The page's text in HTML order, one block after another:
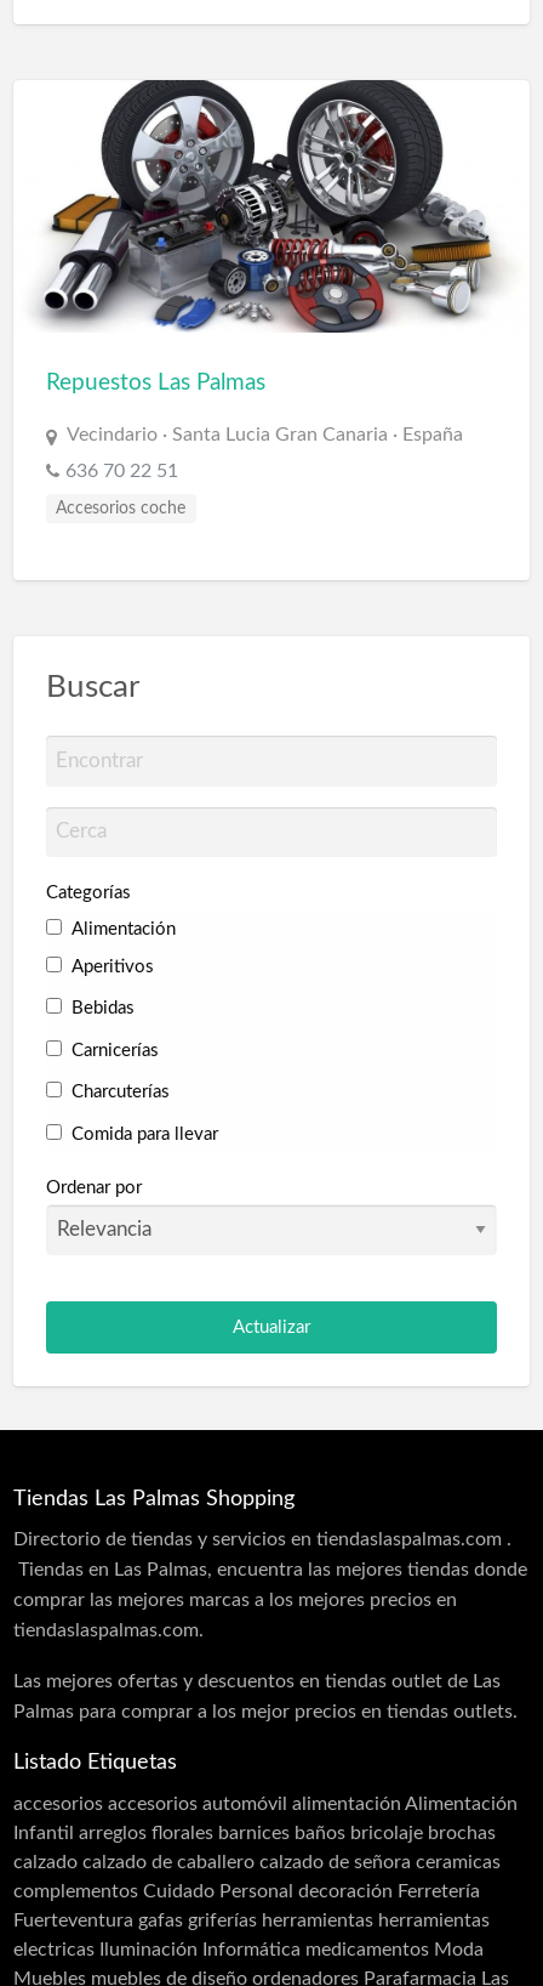
Repuestos Las Palmas
Vecindario · Santa Lucia Gran Canaria · España
636 70 22 51
Accesorios coche
Buscar
Categorías
Alimentación
Aperitivos
Bebidas
Carnicerías
Charcuterías
Comida para llevar
Fruterías
Golosinas
Pescaderías
Tienda de animales
Tiendas Gourmet
Aseo e higiene
Centro Óptico
Centros de belleza
Manicura y Uñas
Clínicas de estética
Cosmética
Cuidado Personal
Dietas
Farmacia
Higiene
Masajes
Ordenar por
Tiendas Las Palmas Shopping
Directorio de tiendas y servicios en tiendaslaspalmas.com .
Tiendas en Las Palmas, encuentra las mejores tiendas donde
comprar las mejores marcas a los mejores precios en
tiendaslaspalmas.com.
Las mejores ofertas y descuentos en tiendas outlet de Las
Palmas para comprar a los mejor precios en tiendas outlets.
Listado Etiquetas
accesorios accesorios automóvil alimentación Alimentación
Infantil arreglos florales barnices baños bricolaje brochas
calzado calzado de caballero calzado de señora ceramicas
complementos Cuidado Personal decoración Ferretería
Fuerteventura gafas griferías herramientas herramientas
electricas
Iluminación Informática medicamentos Moda
Muebles muebles de diseño ordenadores Parafarmacia Las